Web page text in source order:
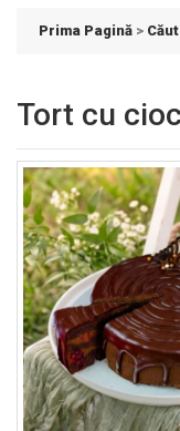
Prima Pagină >
Tort cu